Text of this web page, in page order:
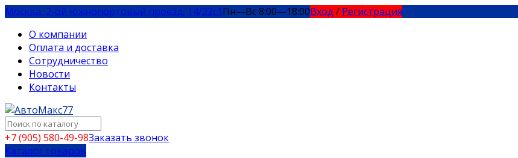
Москва, 2-ой южнопортовый проезд, 14/22c1Пн—Вс 8:00—18:00Вход / Регистрация
О компании
Оплата и доставка
Сотрудничество
Новости
Контакты
+7 (905) 580-49-98Заказать звонок
Каталог товаров